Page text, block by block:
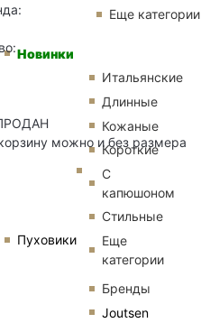
Еще категории
Новинки
Пуховики
Итальянские
Длинные
Кожаные
Короткие
С
капюшоном
Стильные
Еще
категории
Бренды
Joutsen
можно и без размера